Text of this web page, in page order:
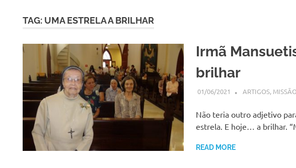
TAG: UMA ESTRELA A BRILHAR
Irmã
brilhar
01/06/2021 SSPS BRASIL
ARTIGOS,
Não teria outro adjetivo
estrela. E hoje… a brilhar.
READ MORE